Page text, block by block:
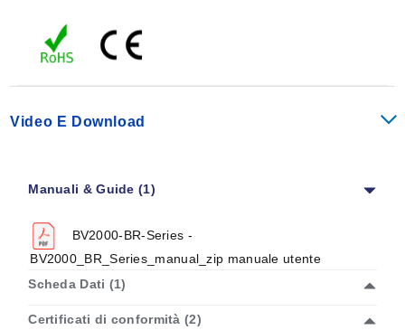
risoluzione. Poiché la massa della turbina è ridotta, il
tempo di risposta è rapido. Non è necessario installare
un tratto di tubazione rettilineo a monte del misuratore.
Vision garantisce una lunga durata senza perdita di
Video E Download
Manuali & Guide (1)
BV2000-BR-Series -
BV2000_BR_Series_manual_zip manuale utente
Scheda Dati (1)
Certificati di conformità (2)